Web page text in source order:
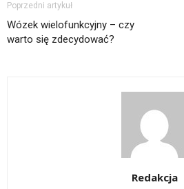
Poprzedni artykuł
Wózek wielofunkcyjny – czy
warto się zdecydować?
Redakcja